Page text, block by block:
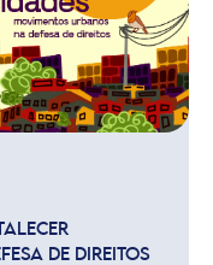
DE DIREITOS